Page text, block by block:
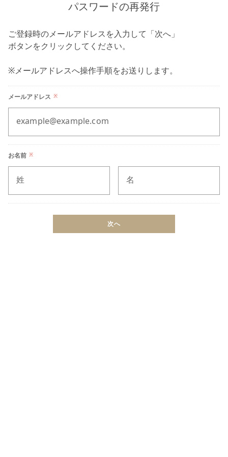
パスワードの再発行
ご登録時のメールアドレスを入力して「次へ」
ボタンをクリックしてください。
※メールアドレスへ操作手順をお送りします。
メールアドレス ※
example@example.com
お名前 ※
姓 名
次へ